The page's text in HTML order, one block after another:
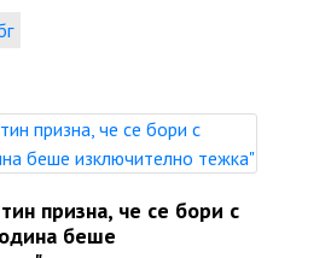
призна, че се бори с
беше